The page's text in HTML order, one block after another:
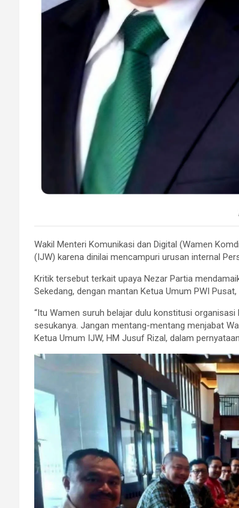
Wakil Menteri Komunikasi dan Digital (Wamen
(IJW) karena dinilai mencampuri urusan internal
Kritik tersebut terkait upaya Nezar Partia
Sekedang, dengan mantan Ketua Umum PWI
“Itu Wamen suruh belajar dulu konstitusi
sesukanya. Jangan mentang-mentang menjabat
Ketua Umum IJW, HM Jusuf Rizal, dalam